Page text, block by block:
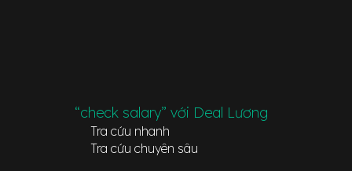
“check salary” với Deal Lương
Tra cứu nhanh
Tra cứu chuyên sâu